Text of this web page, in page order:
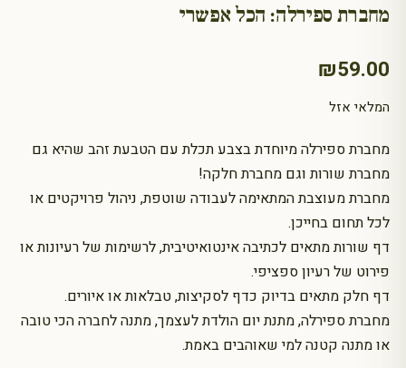
מחברת ספירלה: הכל אפשרי
₪59.00
מחברת ספירלה מיוחדת בצבע תכלת עם הטבעת זהב שהיא גם
מחברת שורות וגם מחברת חלקה!
מחברת מעוצבת המתאימה לעבודה שוטפת, ניהול פרויקטים או
לכל תחום בחייכן.
דף שורות מתאים לכתיבה אינטואיטיבית, לרשימות של רעיונות או
פירוט של רעיון ספציפי.
דף חלק מתאים בדיוק כדף לסקיצות, טבלאות או איורים.
מחברת ספירלה, מתנת יום הולדת לעצמך, מתנה לחברה הכי טובה
או מתנה קטנה למי שאוהבים באמת.
המלאי אזל